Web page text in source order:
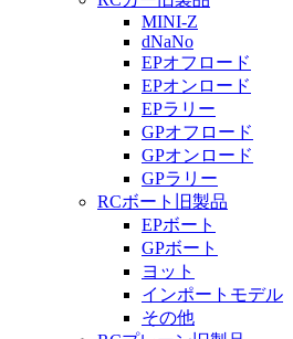
MINI-Z
dNaNo
EPオフロード
EPオンロード
EPラリー
GPオフロード
GPオンロード
GPラリー
RCボート旧製品
EPボート
GPボート
ヨット
インポートモデル
その他